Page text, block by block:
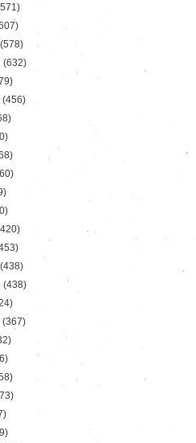
(578)
(632)
(456)
(438)
(438)
(367)